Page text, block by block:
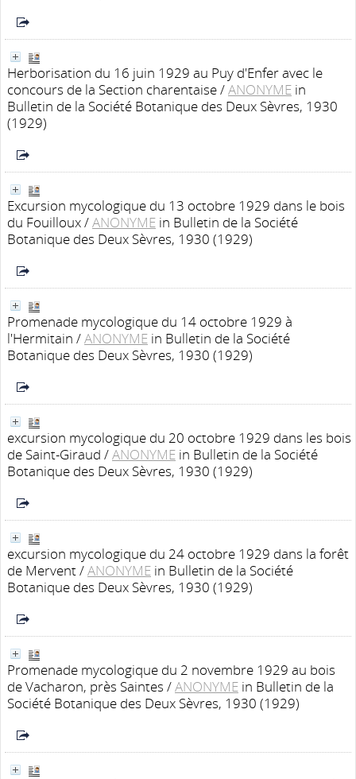
Herborisation du 16 juin 1929 au Puy d'Enfer avec le
concours de la Section charentaise/ANONYME in
Bulletin de la Société Botanique des Deux Sèvres, 1930
(1929)
Excursion mycologique du 13 octobre 1929 dans le bois
du Fouilloux/ANONYME in Bulletin de la Société
Botanique des Deux Sèvres, 1930 (1929)
Promenade mycologique du 14 octobre 1929 à
l'Hermitain /ANONYME in Bulletin de la Société
Botanique des Deux Sèvres, 1930 (1929)
excursion mycologique du 20 octobre 1929 dans les bois
de Saint-Giraud /ANONYME in Bulletin de la Société
Botanique des Deux Sèvres, 1930 (1929)
excursion mycologique du 24 octobre 1929 dans la forêt
de Mervent/ANONYME in Bulletin de la Société
Botanique des Deux Sèvres, 1930 (1929)
Promenade mycologique du 2 novembre 1929 au bois
de Vacharon, près Saintes /ANONYME in Bulletin de la
Société Botanique des Deux Sèvres, 1930 (1929)